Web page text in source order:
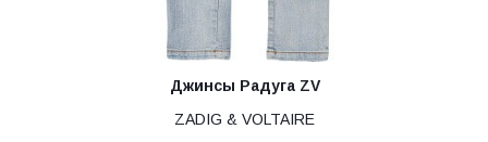
Джинсы Радуга ZV
ZADIG & VOLTAIRE